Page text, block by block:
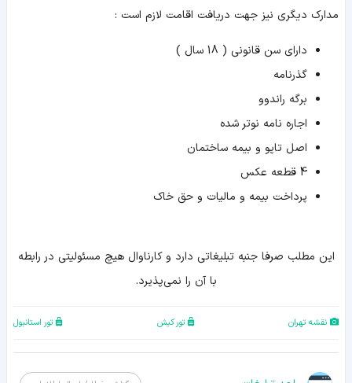
مدارک دیگری نیز جهت دریافت اقامت لازم است :
دارای سن قانونی ( 18 سال )
گذرنامه
برگه راندوو
اجاره نامه نوتر شده
اصل تاپو و بیمه ساختمان
4 قطعه عکس
پرداخت بیمه و مالیات و حق خاک
اين مطلب صرفا جنبه تبليغاتي دارد و کارناوال هيچ مسئوليتي در رابطه
با آن را نمي‌پذيرد.
نقشه تهران تور کیش تور استانبول